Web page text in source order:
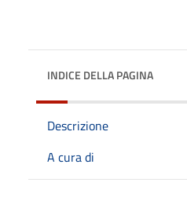
INDICE DELLA PAGINA
Descrizione
A cura di